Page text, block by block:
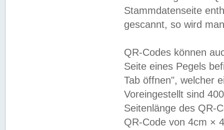
Stammdatenseite
gescannt, so wird
QR-Codes können
Seite eines Pegels
Tab öffnen", welcher
Voreingestellt sind
Seitenlänge des QR-
QR-Code von 4cm ×